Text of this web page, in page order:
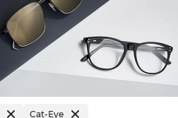
Cat-Eye